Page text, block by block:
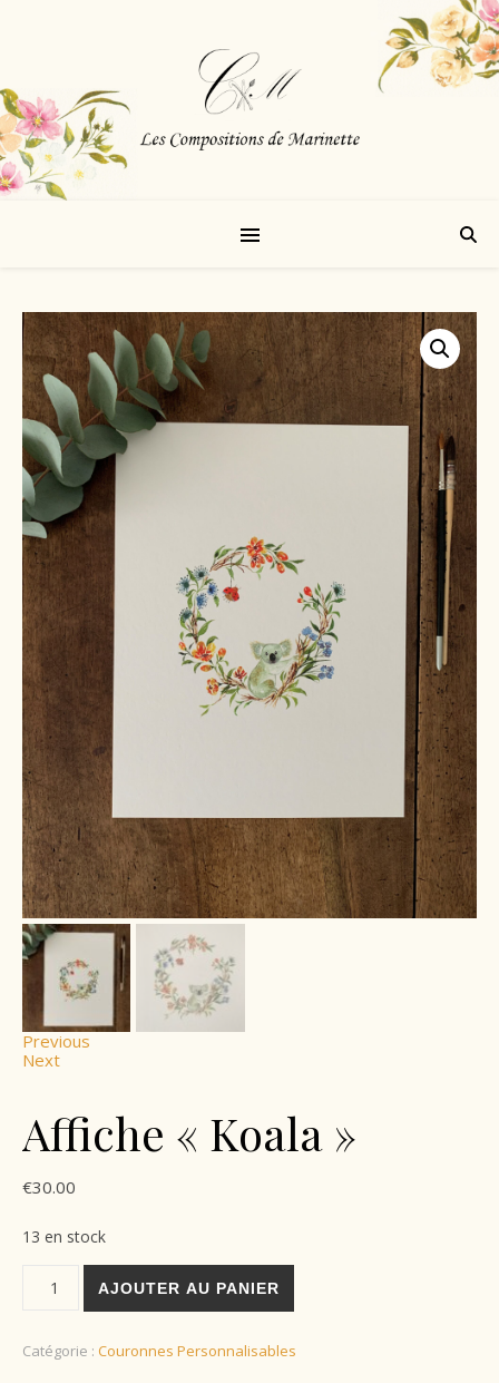
Previous
Next
Affiche « Koala »
€30.00
13 en stock
AJOUTER AU PANIER
Catégorie : Couronnes Personnalisables